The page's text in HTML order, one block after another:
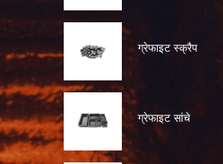
ग्रेफाइट स्क्रैप
ग्रेफाइट सांचे